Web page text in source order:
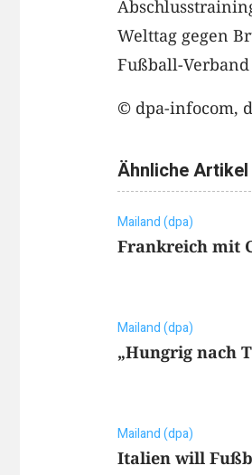
Welttag gegen
Fußball-
© dpa-infocom,
Ähnliche Artikel
Mailand (dpa)
Frankreich mit
Mailand (dpa)
„Hungrig nach
Mailand (dpa)
Italien will